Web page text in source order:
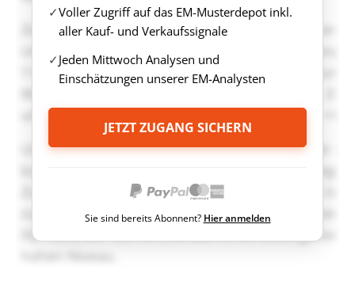
Voller Zugriff auf das EM-Musterdepot inkl.
aller Kauf- und Verkaufssignale
Jeden Mittwoch Analysen und
Einschätzungen unserer EM-Analysten
JETZT ZUGANG SICHERN
Sie sind bereits Abonnent? Hier anmelden